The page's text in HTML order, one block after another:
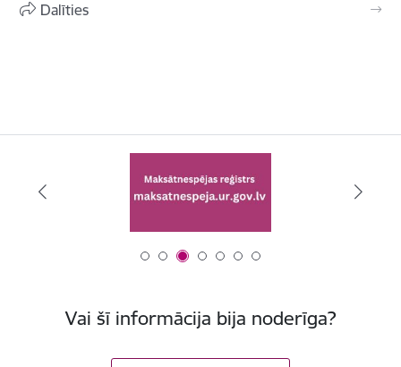
Dalīties
Vai šī informācija bija noderīga?